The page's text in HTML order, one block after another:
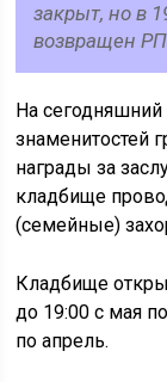
закрыт, но в
возвращен
На
знаменитостей
награды за
кладбище
(семейные)
Кладбище
до 19:00 с мая
по апрель.